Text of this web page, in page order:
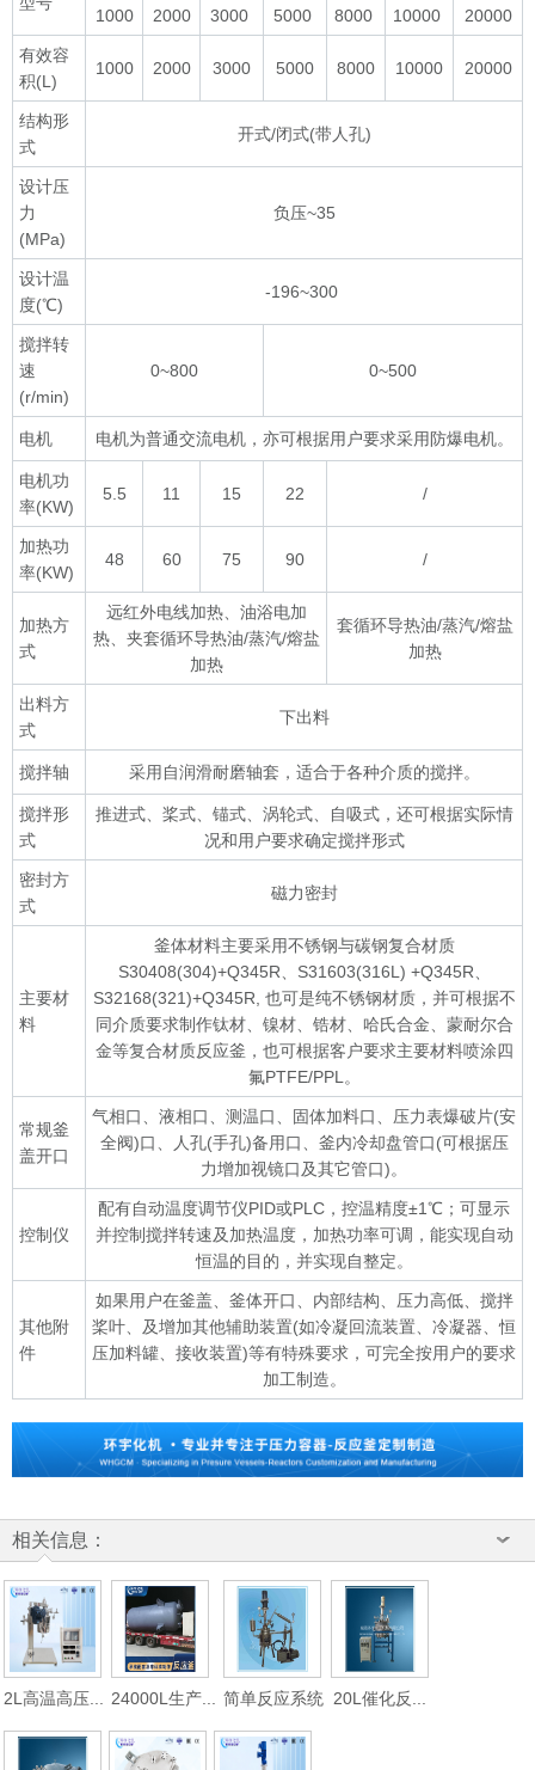
1000
2000
3000
5000
8000
10000
20000
有效容
积(L)
1000 2000 3000 5000 8000 10000 20000
结构形
式
开式/闭式(带人孔)
设计压
力
(MPa)
负压~35
设计温
度(℃)
-196~300
搅拌转
速
(r/min)
0~800 0~500
电机 电机为普通交流电机，亦可根据用户要求采用防爆电机。
电机功
率(KW)
5.5 11 15 22 /
加热功
率(KW)
48 60 75 90 /
加热方
式
远红外电线加热、油浴电加
热、夹套循环导热油/蒸汽/熔盐
加热
套循环导热油/蒸汽/熔盐
加热
出料方
式
下出料
搅拌轴 采用自润滑耐磨轴套，适合于各种介质的搅拌。
搅拌形
式
推进式、桨式、锚式、涡轮式、自吸式，还可根据实际情
况和用户要求确定搅拌形式
密封方
式
磁力密封
主要材
料
釜体材料主要采用不锈钢与碳钢复合材质
S30408(304)+Q345R、S31603(316L) +Q345R、
S32168(321)+Q345R, 也可是纯不锈钢材质，并可根据不
同介质要求制作钛材、镍材、锆材、哈氏合金、蒙耐尔合
金等复合材质反应釜，也可根据客户要求主要材料喷涂四
氟PTFE/PPL。
常规釜
盖开口
气相口、液相口、测温口、固体加料口、压力表爆破片(安
全阀)口、人孔(手孔)备用口、釜内冷却盘管口(可根据压
力增加视镜口及其它管口)。
控制仪
配有自动温度调节仪PID或PLC，控温精度±1℃；可显示
并控制搅拌转速及加热温度，加热功率可调，能实现自动
恒温的目的，并实现自整定。
其他附
件
如果用户在釜盖、釜体开口、内部结构、压力高低、搅拌
桨叶、及增加其他辅助装置(如冷凝回流装置、冷凝器、恒
压加料罐、接收装置)等有特殊要求，可完全按用户的要求
加工制造。
相关信息：
2L高温高压... 24000L生产... 简单反应系统 20L催化反...